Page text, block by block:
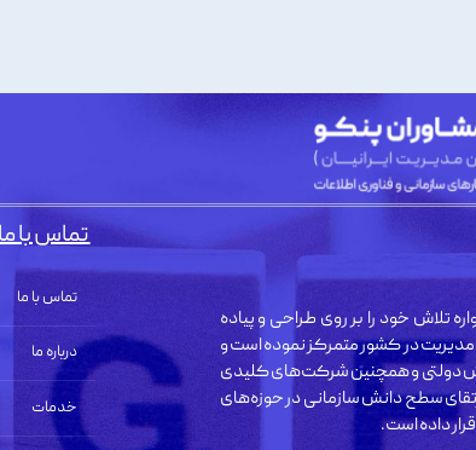
تماس با ما
درباره ما
خدمات
تماس با
تلاش خود را بر روی طراحی و پیاده
مدیریت در کشور متمرکز نموده است و
دولتی و همچنین شرکت‌های کلیدی
سطح دانش سازمانی در حوزه‌های
داده است.